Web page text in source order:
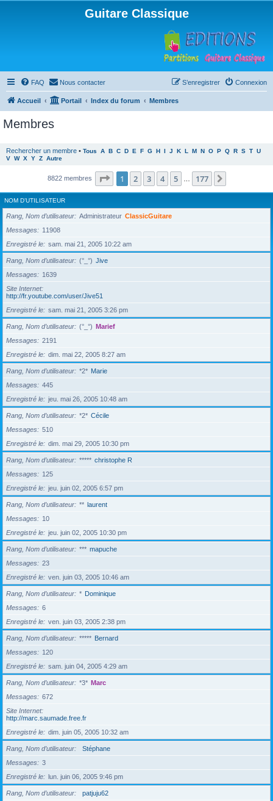
Guitare Classique
FAQ Nous contacter Connexion
S’enregistrer
Accueil Portail Index du forum Membres
Membres
Rechercher un membre • Tous A B C D E F G H I J K L M N O P Q R S T U
V W X Y Z Autre
8822 membres Page 1sur177
1 2 3 4 5 177
NOM D’UTILISATEUR
Rang, Nom d’utilisateur Administrateur ClassicGuitare
Messages
11908
Enregistré le
sam. mai 21, 2005 10:22 am
Rang, Nom d’utilisateur (°_°) Jive
Messages
1639
Site Internet
http://fr.youtube.com/user/Jive51
Enregistré le
sam. mai 21, 2005 3:26 pm
Rang, Nom d’utilisateur (°_°) Marief
Messages
2191
Enregistré le
dim. mai 22, 2005 8:27 am
Rang, Nom d’utilisateur *2* Marie
Messages
445
Enregistré le
jeu. mai 26, 2005 10:48 am
Rang, Nom d’utilisateur *2* Cécile
Messages
510
Enregistré le
dim. mai 29, 2005 10:30 pm
Rang, Nom d’utilisateur ***** christophe R
Messages
125
Enregistré le
jeu. juin 02, 2005 6:57 pm
Rang, Nom d’utilisateur ** laurent
Messages
10
Enregistré le
jeu. juin 02, 2005 10:30 pm
Rang, Nom d’utilisateur *** mapuche
Messages
23
Enregistré le
ven. juin 03, 2005 10:46 am
Rang, Nom d’utilisateur * Dominique
Messages
6
Enregistré le
ven. juin 03, 2005 2:38 pm
Rang, Nom d’utilisateur ***** Bernard
Messages
120
Enregistré le
sam. juin 04, 2005 4:29 am
Rang, Nom d’utilisateur *3* Marc
Messages
672
Site Internet
http://marc.saumade.free.fr
Enregistré le
dim. juin 05, 2005 10:32 am
Rang, Nom d’utilisateur
Stéphane
Messages
3
Enregistré le
lun. juin 06, 2005 9:46 pm
Rang, Nom d’utilisateur
patjuju62